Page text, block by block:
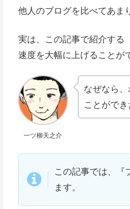
他人のブログを比べてあま
実は、この記事で紹介する
速度を大幅に上げることが
一ツ柳天之介
なぜなら
ことができ
この記事では、『
ます。